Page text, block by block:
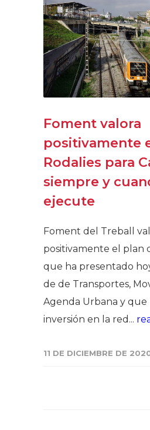
Foment valora
positivamente
Rodalies para
siempre y
ejecute
Foment del Treball
positivamente el plan
que ha presentado
de de Transportes,
Agenda Urbana y que
inversión en la red...
11 DE DICIEMBRE DE